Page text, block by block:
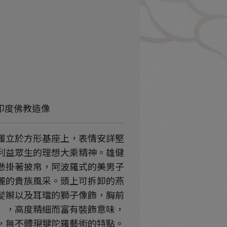
度佛教造像
立於方形基座上，表情安詳堅
益眾生的理想大乘精神。雄健
掛著披帛，阿波羅式的美男子
的貴族風采。頭上可拆卸的燕
辮以及耳璫的獅子像飾，胸前
，高度精細而富有裝飾意味，
無不體現犍陀羅藝術的特點。